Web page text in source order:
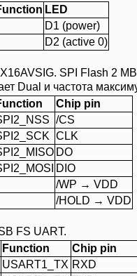
LED
D1 (power)
D2 (active 0)
SPI Flash 2
Dual и частота
Chip pin
/CS
CLK
DO
DIO
/WP → VDD
/HOLD → VDD
FS UART.
Function
Chip pin
USART1_TX RXD